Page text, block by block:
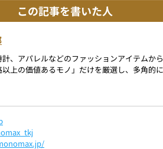
この記事を書いた人
、アパレルなどのファッションアイテムか
上の価値あるモノ」だけを厳選し、多角的